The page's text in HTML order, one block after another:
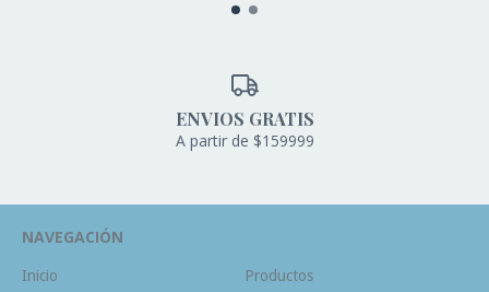
ENVIOS GRATIS
A partir de $159999
NAVEGACIÓN
Inicio Productos